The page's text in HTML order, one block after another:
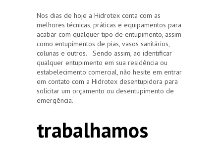
Nos dias de hoje a Hidrotex conta com as
melhores técnicas, práticas e equipamentos para
acabar com qualquer tipo de entupimento, assim
como entupimentos de pias, vasos sanitários,
colunas e outros. Sendo assim, ao identificar
qualquer entupimento em sua residência ou
estabelecimento comercial, não hesite em entrar
em contato com a Hidrotex desentupidora para
solicitar um orçamento ou desentupimento de
emergência.
trabalhamos